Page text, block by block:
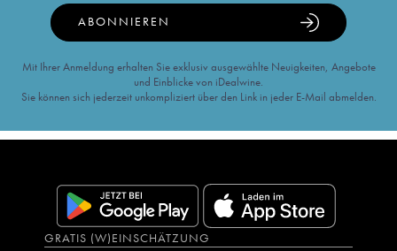
ABONNIEREN
Mit Ihrer Anmeldung erhalten Sie exklusiv ausgewählte Neuigkeiten, Angebote
und Einblicke von iDealwine.
Sie können sich jederzeit unkompliziert über den Link in jeder E-Mail abmelden.
GRATIS (W)EINSCHÄTZUNG